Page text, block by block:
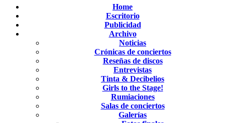
Home
Escritorio
Publicidad
Archivo
Noticias
Crónicas de conciertos
Reseñas de discos
Entrevistas
Tinta & Decibelios
Girls to the Stage!
Rumiaciones
Salas de conciertos
Galerías